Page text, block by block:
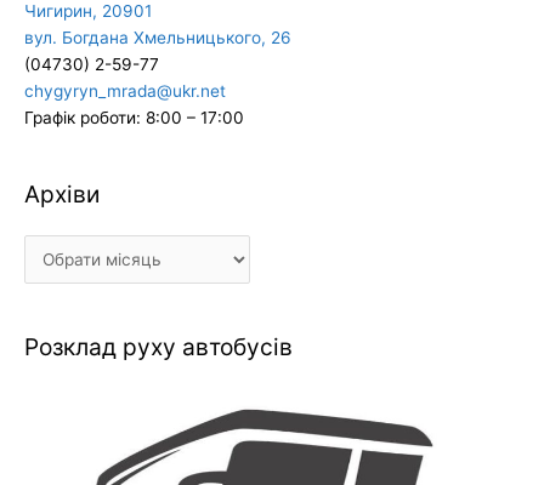
Чигирин, 20901
вул. Богдана Хмельницького, 26
(04730) 2-59-77
chygyryn_mrada@ukr.net
Графік роботи: 8:00 – 17:00
Архіви
Архіви
Розклад руху автобусів